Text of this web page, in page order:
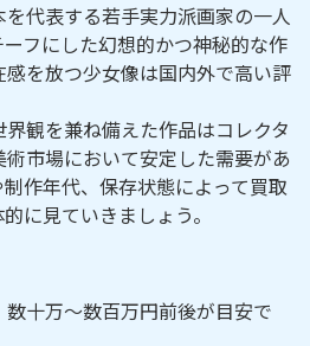
代表する若手実力派画家の一人
フにした幻想的かつ神秘的な作
を放つ少女像は国内外で高い評
観を兼ね備えた作品はコレクタ
市場において安定した需要があ
作年代、保存状態によって買取
に見ていきましょう。
十万～数百万円前後が目安で